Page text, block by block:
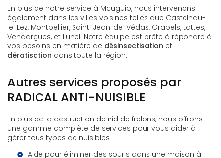
En plus de notre service à Mauguio, nous intervenons
également dans les villes voisines telles que Castelnau-
le-Lez, Montpellier, Saint-Jean-de-Védas, Grabels, Lattes,
Vendargues, et Lunel. Notre équipe est prête à répondre à
vos besoins en matière de désinsectisation et
dératisation dans toute la région.
Autres services proposés par
RADICAL ANTI-NUISIBLE
En plus de la destruction de nid de frelons, nous offrons
une gamme complète de services pour vous aider à
gérer tous types de nuisibles :
Aide pour éliminer des souris dans une maison à